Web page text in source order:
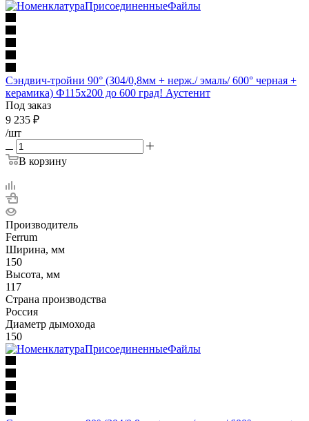
Сэндвич-тройни 90° (304/0,8мм + нерж./ эмаль/ 600° черная +
керамика) Ф115х200 до 600 град! Аустенит
Под заказ
9 235 ₽
/шт
В корзину
Производитель
Ferrum
Ширина, мм
150
Высота, мм
117
Страна производства
Россия
Диаметр дымохода
150